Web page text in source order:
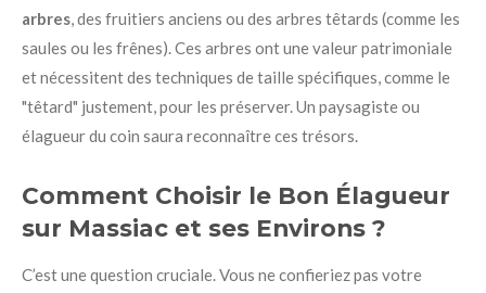
arbres, des fruitiers anciens ou des arbres têtards (comme les
saules ou les frênes). Ces arbres ont une valeur patrimoniale
et nécessitent des techniques de taille spécifiques, comme le
"têtard" justement, pour les préserver. Un paysagiste ou
élagueur du coin saura reconnaître ces trésors.
Comment Choisir le Bon Élagueur
sur Massiac et ses Environs ?
C’est une question cruciale. Vous ne confieriez pas votre